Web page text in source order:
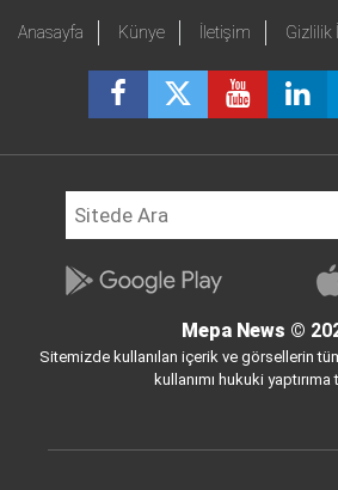
Anasayfa Künye İletişim Gizlilik
Mepa News ©
Sitemizde kullanılan içerik ve görsellerin
kullanımı hukuki